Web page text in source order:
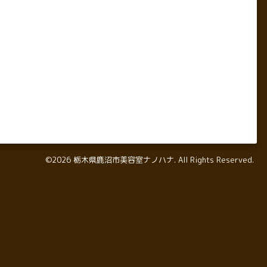
©2026 栃木県鹿沼市美容室ナノハナ. All Rights Reserved.